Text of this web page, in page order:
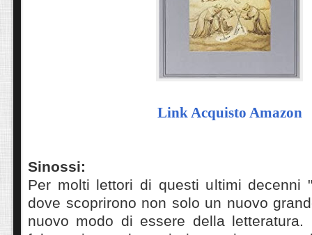
Link Acquisto Amazon
Sinossi:
Per molti lettori di questi ultimi decenni
dove scoprirono non solo un nuovo
nuovo modo di essere della